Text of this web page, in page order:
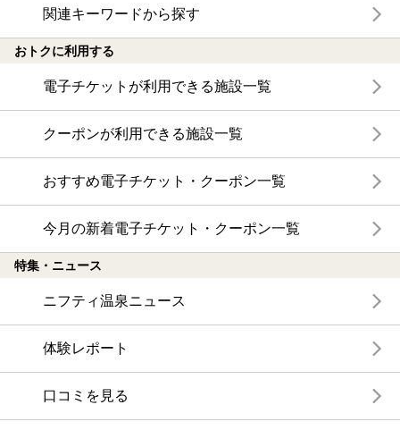
関連キーワードから探す
おトクに利用する
電子チケットが利用できる施設一覧
クーポンが利用できる施設一覧
おすすめ電子チケット・クーポン一覧
今月の新着電子チケット・クーポン一覧
特集・ニュース
ニフティ温泉ニュース
体験レポート
口コミを見る